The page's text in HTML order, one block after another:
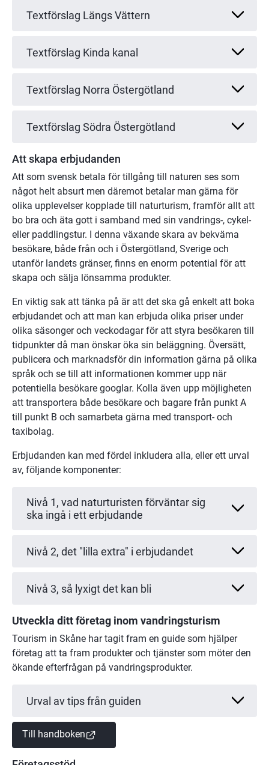
Textförslag Längs Vättern
Textförslag Kinda kanal
Textförslag Norra Östergötland
Textförslag Södra Östergötland
Att skapa erbjudanden
Att som svensk betala för tillgång till naturen ses som
något helt absurt men däremot betalar man gärna för
olika upplevelser kopplade till naturturism, framför allt att
bo bra och äta gott i samband med sin vandrings-, cykel-
eller paddlingstur. I denna växande skara av bekväma
besökare, både från och i Östergötland, Sverige och
utanför landets gränser, finns en enorm potential för att
skapa och sälja lönsamma produkter.
En viktig sak att tänka på är att det ska gå enkelt att boka
erbjudandet och att man kan erbjuda olika priser under
olika säsonger och veckodagar för att styra besökaren till
tidpunkter då man önskar öka sin beläggning. Översätt,
publicera och marknadsför din information gärna på olika
språk och se till att informationen kommer upp när
potentiella besökare googlar. Kolla även upp möjligheten
att transportera både besökare och bagare från punkt A
till punkt B och samarbeta gärna med transport- och
taxibolag.
Erbjudanden kan med fördel inkludera alla, eller ett urval
av, följande komponenter:
Nivå 1, vad naturturisten förväntar sig
ska ingå i ett erbjudande
Nivå 2, det "lilla extra" i erbjudandet
Nivå 3, så lyxigt det kan bli
Utveckla ditt företag inom vandringsturism
Tourism in Skåne har tagit fram en guide som hjälper
företag att ta fram produkter och tjänster som möter den
ökande efterfrågan på vandringsprodukter.
Urval av tips från guiden
Till handboken(länk till annan webbplats)